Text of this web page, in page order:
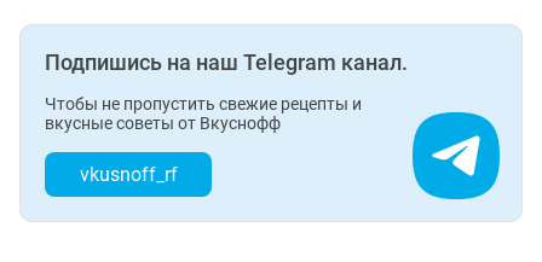
Подпишись на наш Telegram канал.
Чтобы не пропустить свежие рецепты и
вкусные советы от Вкуснофф
vkusnoff_rf